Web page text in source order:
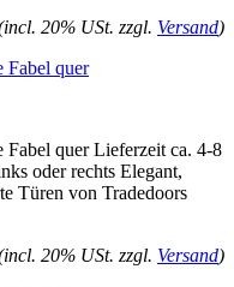
20% USt. zzgl. Versand)
Fabel quer
quer Lieferzeit ca. 4-8
oder rechts Elegant,
Türen von Tradedoors
20% USt. zzgl. Versand)